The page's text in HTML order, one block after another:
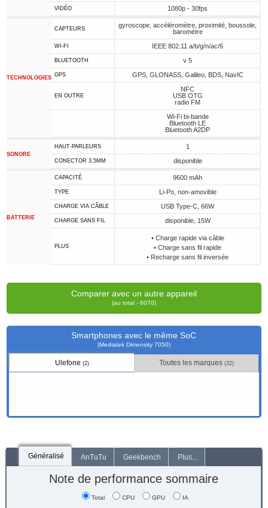
VIDÉO 1080p - 30fps
TECHNOLOGIES
CAPTEURS
gyroscope, accéléromètre, proximité, boussole,
baromètre
WI-FI IEEE 802.11 a/b/g/n/ac/6
BLUETOOTH v 5
GPS GPS, GLONASS, Galileo, BDS, NavIC
EN OUTRE
NFC
USB OTG
radio FM
Wi-Fi bi-bande
Bluetooth LE
Bluetooth A2DP
SONORE
HAUT-PARLEURS 1
CONECTOR 3,5MM disponible
BATTERIE
CAPACITÉ 9600 mAh
TYPE Li-Po, non-amovible
CHARGE VIA CÂBLE USB Type-C, 66W
CHARGE SANS FIL disponible, 15W
PLUS
• Charge rapide via câble
• Charge sans fil rapide
• Recharge sans fil inversée
Comparer avec un autre appareil
(au total - 6070)
Smartphones avec le même SoC
(Mediatek Dimensity 7050)
Ulefone (2) Toutes les marques(32)
Généralisé AnTuTu Geekbench Plus...
Note de performance sommaire
Total CPU GPU IA